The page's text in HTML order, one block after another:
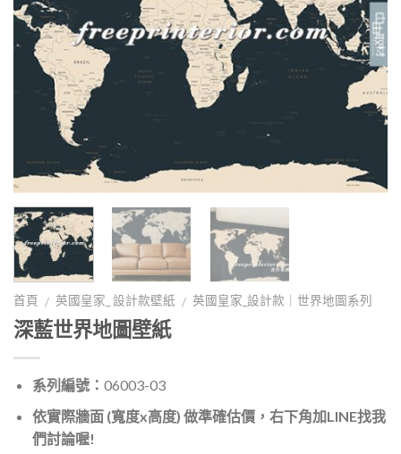
首頁 / 英國皇家_ 設計款壁紙 / 英國皇家_設計款｜世界地圖系列
深藍世界地圖壁紙
系列編號： 06003-03
依實際牆面 (寬度x高度) 做準確估價，右下角加LINE找我
們討論喔!